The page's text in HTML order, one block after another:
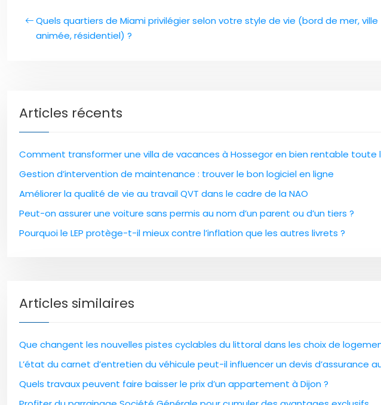
Quels quartiers de Miami privilégier selon votre style de vie (bord de mer, ville
animée, résidentiel) ?
Articles récents
Comment transformer une villa de vacances à Hossegor en bien rentable toute
Gestion d’intervention de maintenance : trouver le bon logiciel en ligne
Améliorer la qualité de vie au travail QVT dans le cadre de la NAO
Peut-on assurer une voiture sans permis au nom d’un parent ou d’un tiers ?
Pourquoi le LEP protège-t-il mieux contre l’inflation que les autres livrets ?
Articles similaires
Que changent les nouvelles pistes cyclables du littoral dans les choix de
L’état du carnet d’entretien du véhicule peut-il influencer un devis d’assurance
Quels travaux peuvent faire baisser le prix d’un appartement à Dijon ?